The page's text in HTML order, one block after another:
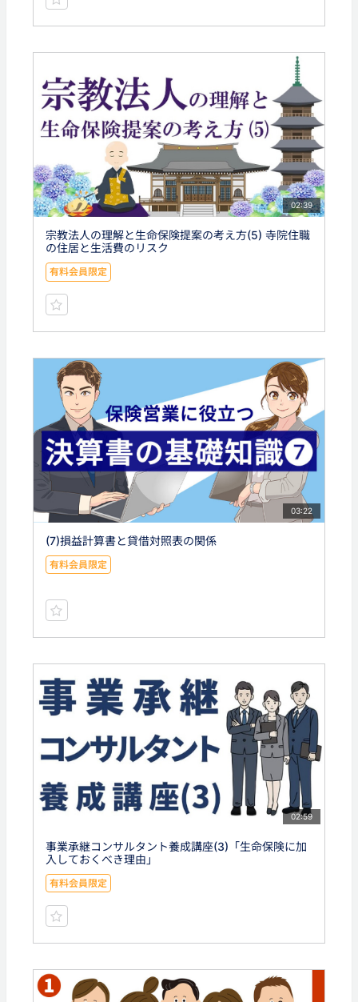
02:39
宗教法人の理解と生命保険提案の考え方(5) 寺院住職
の住居と生活費のリスク
有料会員限定
03:22
(7)損益計算書と貸借対照表の関係
有料会員限定
02:59
事業承継コンサルタント養成講座(3)「生命保険に加
入しておくべき理由」
有料会員限定